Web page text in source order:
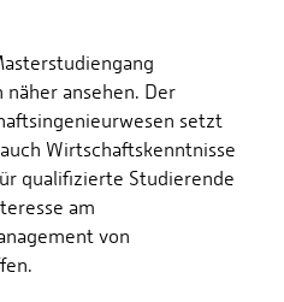
ansehen. Der
setzt
Wirtschaftskenntnisse
qualifizierte Studierende
am
von